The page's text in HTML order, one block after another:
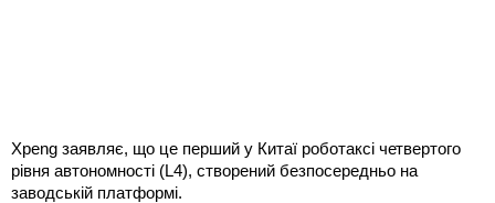
Xpeng заявляє, що це перший у Китаї роботаксі четвертого
рівня автономності (L4), створений безпосередньо на
заводській платформі.